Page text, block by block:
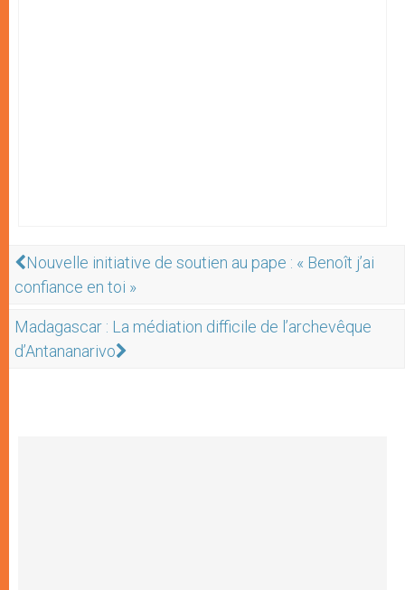
Nouvelle initiative de soutien au pape : « Benoît j’ai
confiance en toi »
Madagascar : La médiation difficile de l’archevêque
d’Antananarivo